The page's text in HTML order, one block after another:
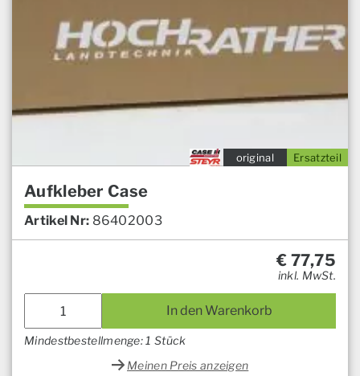
Ersatzteil
original
Aufkleber Case
Artikel Nr: 86402003
€ 77,75
inkl. MwSt.
In den Warenkorb
Mindestbestellmenge: 1 Stück
Meinen Preis anzeigen